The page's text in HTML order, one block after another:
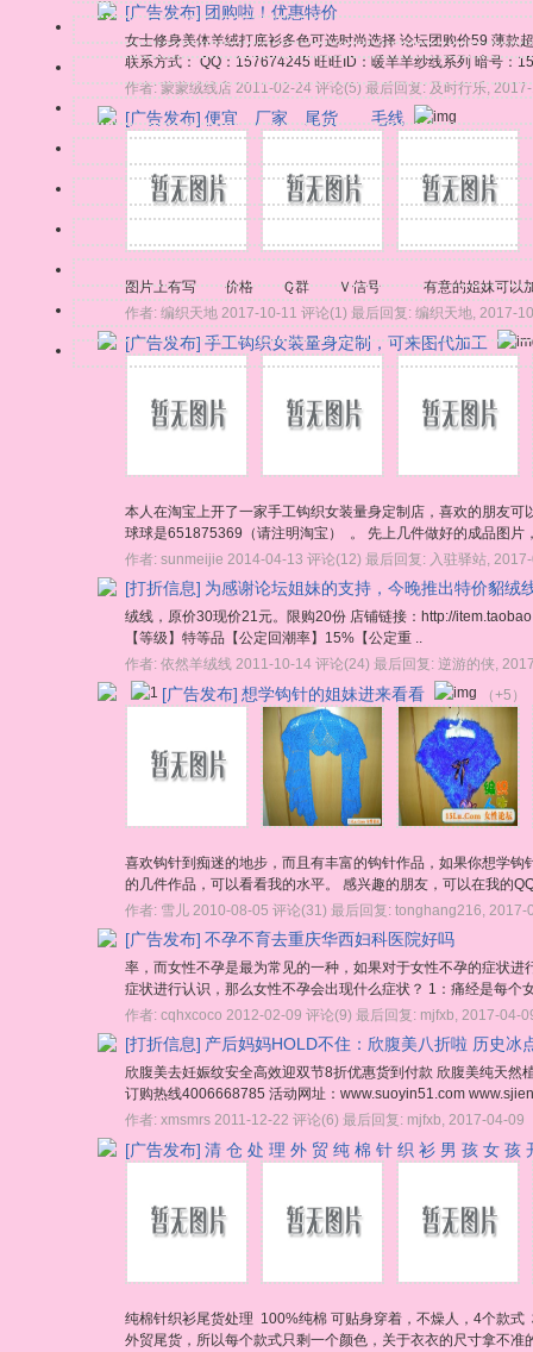
[广告发布] 团购啦！优惠特价
女士修身美体羊绒打底衫多色可选时尚选择 论坛团购价59 薄款
联系方式： QQ：157674245 旺旺ID：暖羊羊纱线系列 暗号：
作者:蒙蒙绒线店 2011-02-24 评论(5) 最后回复:及时行乐,
[广告发布] 便宜 厂家 尾货 毛线
图片上有写 价格 Ｑ群 Ｖ信号 有意的姐妹可以
作者: 编织天地 2017-10-11 评论(1) 最后回复: 编织天地 2017-
[广告发布] 手工钩织女装量身定制，可来图代加工
本人在淘宝上开了一家手工钩织女装量身定制店，喜欢的朋友
球球是651875369（请注明淘宝） 。 先上几件做好的成品图片
作者: sunmeijie 2014-04-13 评论(12) 最后回复: 入驻驿站
[打折信息] 为感谢论坛姐妹的支持，今晚推出特价貂绒
绒线，原价30现价21元。限购20份 店铺链接：http://
【等级】特等品【公定回潮率】15%【公定重 ..
作者: 依然羊绒线 2011-10-14 评论(24) 最后回复: 逆游的侠
[广告发布] 想学钩针的姐妹进来看看 （+5）
喜欢钩针到痴迷的地步，而且有丰富的钩针作品，如果你想学
的几件作品，可以看看我的水平。 感兴趣的朋友，可以在我
作者: 雪儿 2010-08-05 评论(31) 最后回复: tonghang216 2017-
[广告发布] 不孕不育去重庆华西妇科医院好吗
率，而女性不孕是最为常见的一种，如果对于女性不孕的症状
症状进行认识，那么女性不孕会出现什么症状？ 1：痛经是每
作者: cqhxcoco 2012-02-09 评论(9) 最后回复: mjfxb 2017-04-
[打折信息] 产后妈妈HOLD不住：欣腹美八折啦 历史冰
欣腹美去妊娠纹安全高效迎双节8折优惠货到付款 欣腹美纯天
订购热线4006668785 活动网址：www.suoyin51.com
作者: xmsmrs 2011-12-22 评论(6) 最后回复: mjfxb 2017-04-09
[广告发布] 清 仓 处 理 外 贸 纯 棉 针 织 衫 男 孩 女 孩
纯棉针织衫尾货处理 100%纯棉 可贴身穿着，不燥人，4个款
外贸尾货，所以每个款式只剩一个颜色，关于衣衣的尺寸拿不